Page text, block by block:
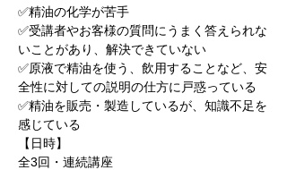
✅精油の化学が苦手
✅受講者やお客様の質問にうまく答えられな
いことがあり、解決できていない
✅原液で精油を使う、飲用することなど、安
全性に対しての説明の仕方に戸惑っている
✅精油を販売・製造しているが、知識不足を
感じている
【日時】
全3回・連続講座